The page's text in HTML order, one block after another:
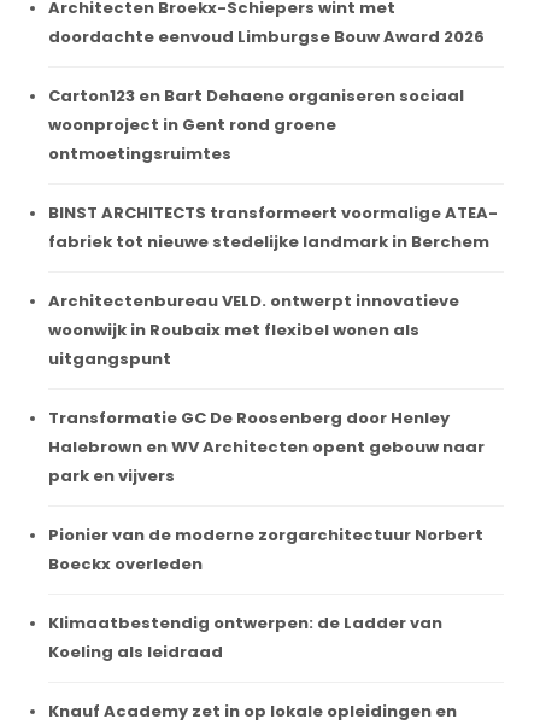
Architecten Broekx-Schiepers wint met
doordachte eenvoud Limburgse Bouw Award 2026
Carton123 en Bart Dehaene organiseren sociaal
woonproject in Gent rond groene
ontmoetingsruimtes
BINST ARCHITECTS transformeert voormalige ATEA-
fabriek tot nieuwe stedelijke landmark in Berchem
Architectenbureau VELD. ontwerpt innovatieve
woonwijk in Roubaix met flexibel wonen als
uitgangspunt
Transformatie GC De Roosenberg door Henley
Halebrown en WV Architecten opent gebouw naar
park en vijvers
Pionier van de moderne zorgarchitectuur Norbert
Boeckx overleden
Klimaatbestendig ontwerpen: de Ladder van
Koeling als leidraad
Knauf Academy zet in op lokale opleidingen en